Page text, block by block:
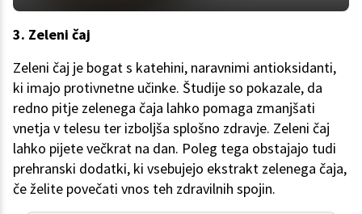
3. Zeleni čaj
Zeleni čaj je bogat s katehini, naravnimi antioksidanti,
ki imajo protivnetne učinke. Študije so pokazale, da
redno pitje zelenega čaja lahko pomaga zmanjšati
vnetja v telesu ter izboljša splošno zdravje. Zeleni čaj
lahko pijete večkrat na dan. Poleg tega obstajajo tudi
prehranski dodatki, ki vsebujejo ekstrakt zelenega čaja,
če želite povečati vnos teh zdravilnih spojin.